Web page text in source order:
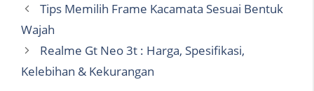
Tips Memilih Frame Kacamata Sesuai Bentuk
Wajah
Realme Gt Neo 3t : Harga, Spesifikasi,
Kelebihan & Kekurangan